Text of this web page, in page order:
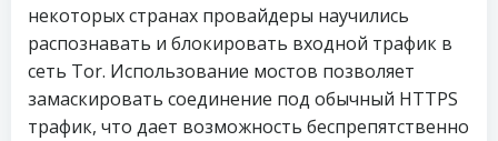
некоторых странах провайдеры научились
распознавать и блокировать входной трафик в
сеть Tor. Использование мостов позволяет
замаскировать соединение под обычный HTTPS
трафик, что дает возможность беспрепятственно